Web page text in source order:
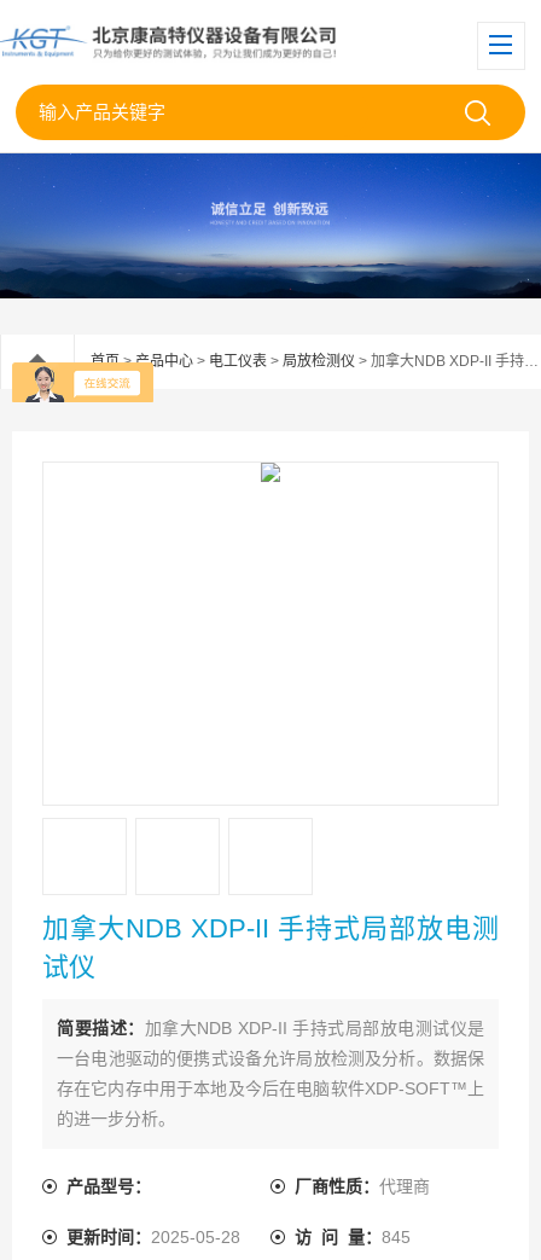
首页>产品中心 > 电工仪表 > 局放检测仪 > 加拿大NDB XDP-II 手持式局部放电测试仪
加拿大NDB XDP-II 手持式局部放电测
试仪
简要描述： 加拿大NDB XDP-II 手持式局部放电测试仪是
一台电池驱动的便携式设备允许局放检测及分析。数据保
存在它内存中用于本地及今后在电脑软件XDP-SOFT™上
的进一步分析。
产品型号： 厂商性质： 代理商
更新时间： 2025-05-28 访 问 量： 845